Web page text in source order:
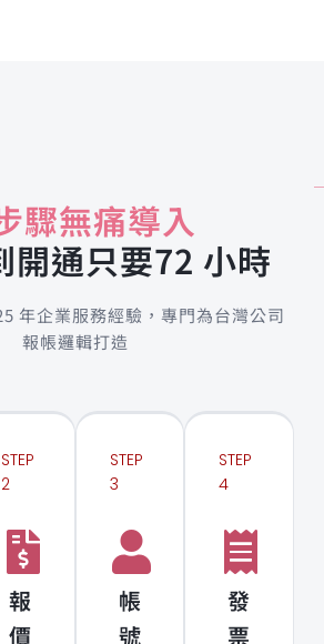
驟無痛導入
開通只要72 小時
年企業服務經驗，專門為台灣公司
報帳邏輯打造
STEP
2
報
價
STEP
3
帳
號
STEP
4
發
票